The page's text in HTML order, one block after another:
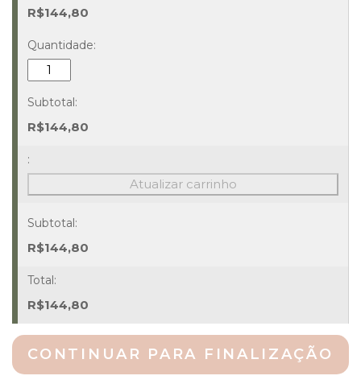
R$144,80
Papel
De
Parede
Passarinhos
Coral
E
Menta
0,45
M
R$144,80
Atualizar carrinho
R$144,80
R$144,80
CONTINUAR PARA FINALIZAÇÃO